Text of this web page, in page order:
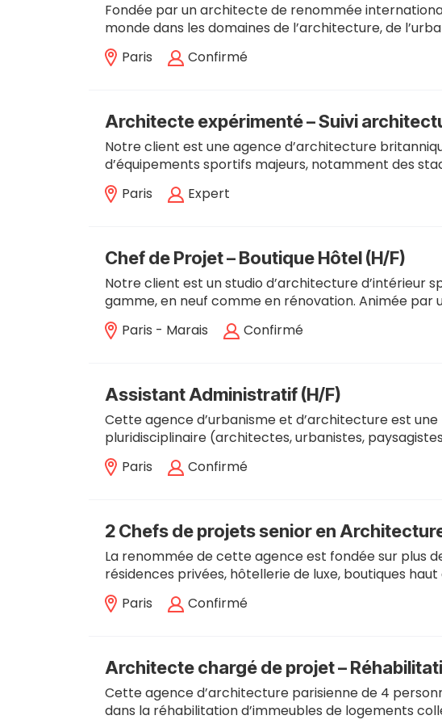
Fondée par un architecte de renommée
monde dans les domaines de l’architecture, de
Paris
Confirmé
Architecte expérimenté – Suivi
Notre client est une agence d’architecture
d’équipements sportifs majeurs, notamment des
Paris
Expert
Chef de Projet – Boutique Hôtel (H/F)
Notre client est un studio d’architecture d’intérieur
gamme, en neuf comme en rénovation. Animée par
Paris - Marais
Confirmé
Assistant Administratif (H/F)
Cette agence d’urbanisme et d’architecture est
pluridisciplinaire (architectes, urbanistes,
Paris
Confirmé
2 Chefs de projets senior en
La renommée de cette agence est fondée sur plus
résidences privées, hôtellerie de luxe, boutiques
Paris
Confirmé
Architecte chargé de projet –
Cette agence d’architecture parisienne de 4
dans la réhabilitation d’immeubles de logements